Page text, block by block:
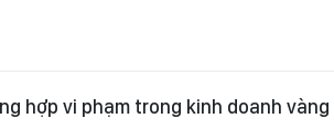
hợp vi phạm trong kinh doanh vàng